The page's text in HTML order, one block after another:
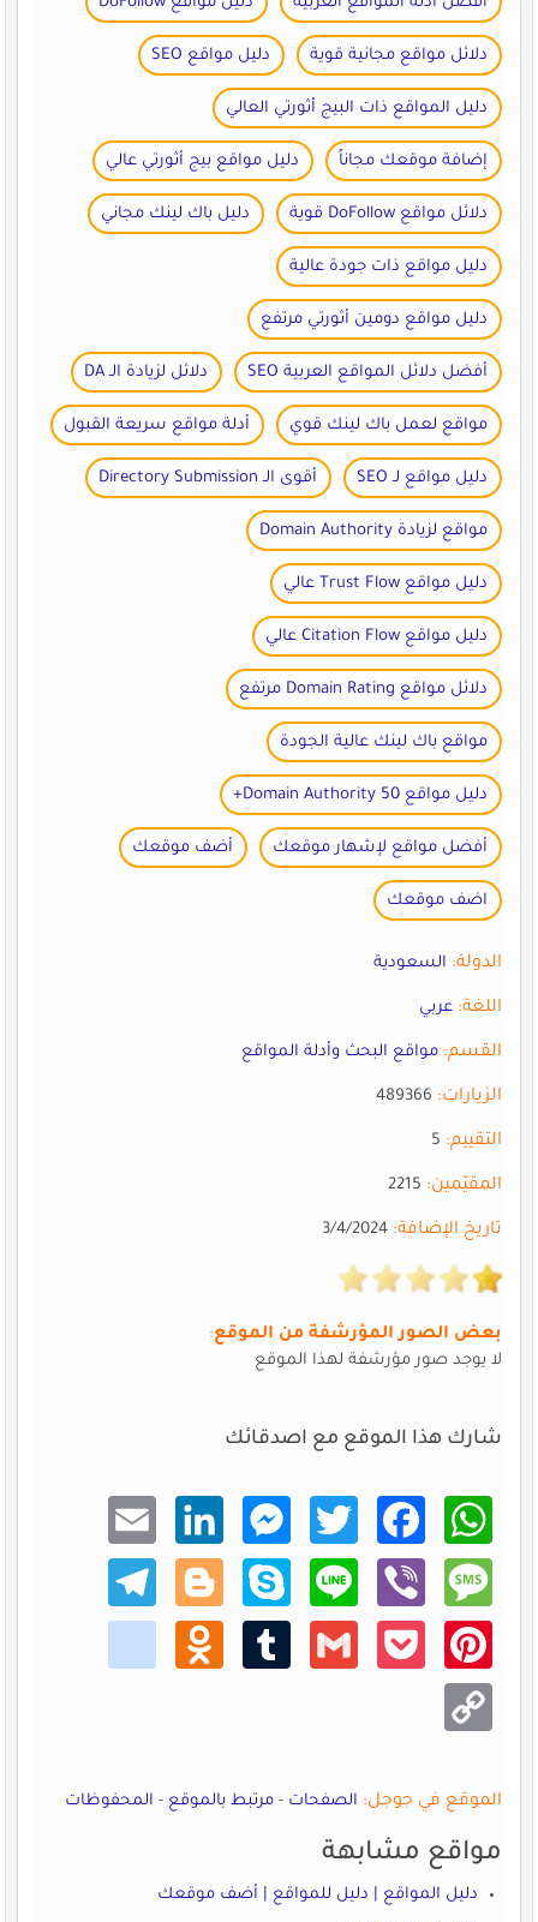
دلائل مواقع مجانية قوية دليل مواقع SEO
دليل المواقع ذات البيج أثورتي العالي
إضافة موقعك مجاناً دليل مواقع بيج أثورتي عالي
دلائل مواقع DoFollow قوية دليل باك لينك مجاني
دليل مواقع ذات جودة عالية
دليل مواقع دومين أثورتي مرتفع
أفضل دلائل المواقع العربية SEO دلائل لزيادة الـ DA
مواقع لعمل باك لينك قوي أدلة مواقع سريعة القبول
دليل مواقع لـ SEO أقوى الـ Directory Submission
مواقع لزيادة Domain Authority
دليل مواقع Trust Flow عالي
دليل مواقع Citation Flow عالي
دلائل مواقع Domain Rating مرتفع
مواقع باك لينك عالية الجودة
دليل مواقع Domain Authority 50+
أفضل مواقع لإشهار موقعك أضف موقعك
اضف موقعك
الدولة: السعودية
اللغة: عربي
القسم: مواقع البحث وأدلة المواقع
الزيارات:489366
التقييم:5
المقيّمين:2215
تاريخ الإضافة:3/4/2024
بعض الصور المؤرشفة من الموقع:
لا يوجد صور مؤرشفة لهذا الموقع
شارك هذا الموقع مع اصدقائك
What
sApp
Faceb
ook
Twitt
er
Mess
enger
Linke
dIn
Email
Mess
age
Viber
Line
Skype
Blogg
er
Teleg
ram
Pinte
rest
Pocke
Gmail
Tumb
Odno
klass
niki
Copy
Link
الموقع في جوجل: الصفحات-مرتبط بالموقع-المحفوظات
مواقع مشابهة
دليل المواقع | دليل للمواقع | أضف موقعك